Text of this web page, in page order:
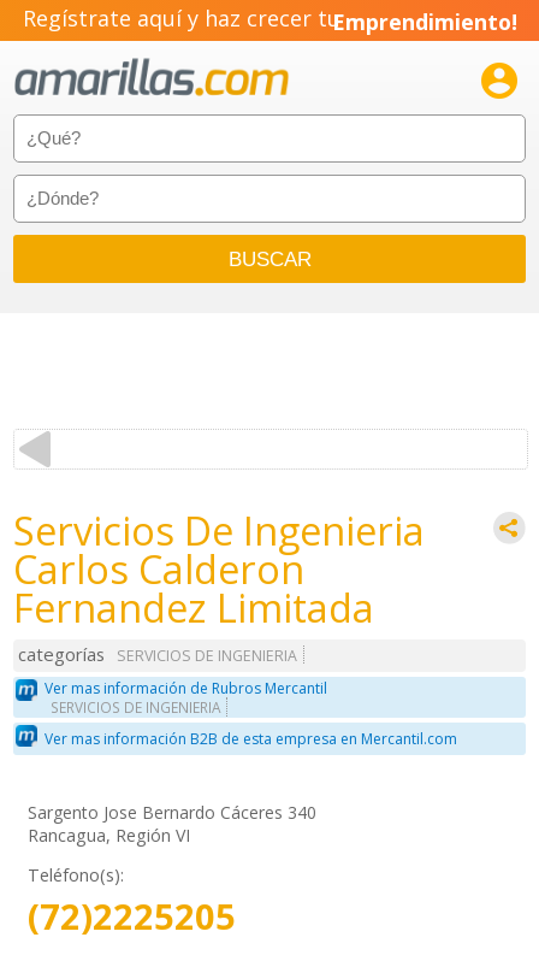
Regístrate aquí y haz crecer tuEmprendimiento!

Servicios De Ingenieria
Carlos Calderon
Fernandez Limitada
categorías
SERVICIOS DE INGENIERIA
Ver mas información de Rubros Mercantil
SERVICIOS DE INGENIERIA
Ver mas información B2B de esta empresa en Mercantil.com
Sargento Jose Bernardo Cáceres 340
Rancagua, Región VI
Teléfono(s):
(72)2225205